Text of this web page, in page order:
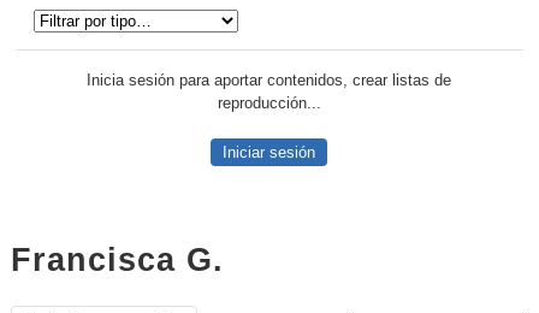
Inicia sesión para aportar contenidos, crear listas de
reproducción...
Iniciar sesión
Francisca G.